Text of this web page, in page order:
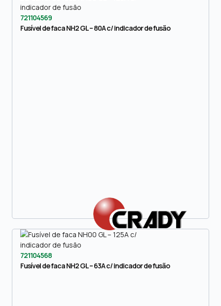
721104569
Fusível de faca NH2 GL – 80A c/ indicador de fusão
721104568
Fusível de faca NH2 GL – 63A c/ indicador de fusão